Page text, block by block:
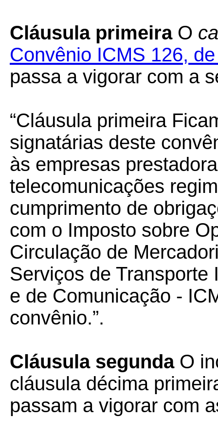
Cláusula primeiraO
Convênio ICMS 126,
passa a vigorar com a
“Cláusula primeira
signatárias deste
às empresas
telecomunicações
cumprimento de
com o Imposto sobre
Circulação de
Serviços de
e de Comunicação -
convênio.”.
Cláusula segundaO
cláusula décima
passam a vigorar com